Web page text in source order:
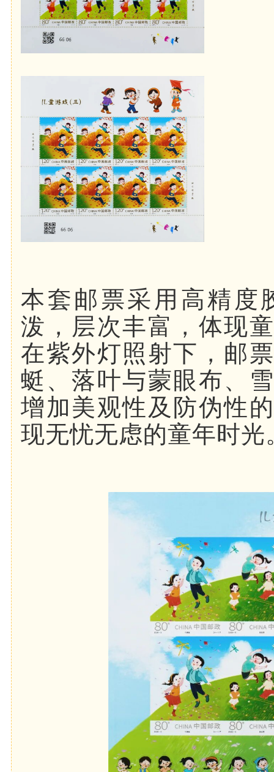
本套邮票采用高精度
泼，层次丰富，体现
在紫外灯照射下，邮
蜓、落叶与蒙眼布、
增加美观性及防伪性
现无忧无虑的童年时光